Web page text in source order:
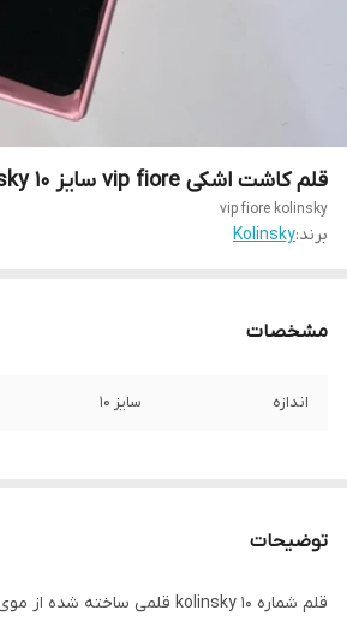
قلم کاشت اشکی vip fiore سایز 10 kolinsky
vip fiore kolinsky
برند:Kolinsky
مشخصات
اندازه سایز 10
توضیحات
قلم شماره 10 kolinsky قلمی ساخته شده از موی طبیعی سمور است .